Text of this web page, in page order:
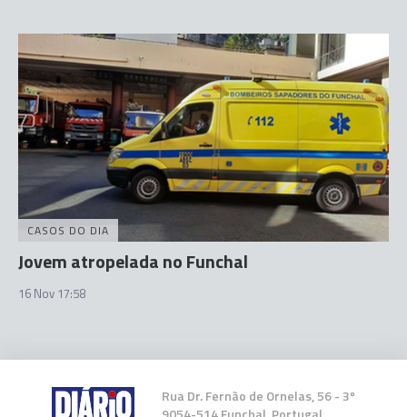
CASOS DO DIA
Jovem atropelada no Funchal
16 Nov 17:58
Rua Dr. Fernão de Ornelas, 56 - 3º